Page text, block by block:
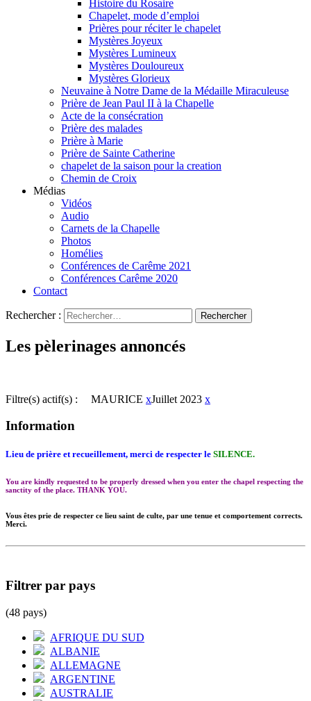
Histoire du Rosaire
Chapelet, mode d’emploi
Prières pour réciter le chapelet
Mystères Joyeux
Mystères Lumineux
Mystères Douloureux
Mystères Glorieux
Neuvaine à Notre Dame de la Médaille Miraculeuse
Prière de Jean Paul II à la Chapelle
Acte de la consécration
Prière des malades
Prière à Marie
Prière de Sainte Catherine
chapelet de la saison pour la creation
Chemin de Croix
Médias
Vidéos
Audio
Carnets de la Chapelle
Photos
Homélies
Conférences de Carême 2021
Conférences Carême 2020
Contact
Rechercher :
Les pèlerinages annoncés
Filtre(s) actif(s) : MAURICE xJuillet 2023 x
Information
Lieu de prière et recueillement, merci de respecter le SILENCE.
You are kindly requested to be properly dressed when you enter the chapel respecting the
sanctity of the place. THANK YOU.
Vous êtes prie de respecter ce lieu saint de culte, par une tenue et comportement corrects.
Merci.
Filtrer par pays
(48 pays)
AFRIQUE DU SUD
ALBANIE
ALLEMAGNE
ARGENTINE
AUSTRALIE